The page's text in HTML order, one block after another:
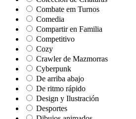
Combate em Turnos
Comedia
Compartir en Familia
Competitivo
Cozy
Crawler de Mazmorras
Cyberpunk
De arriba abajo
De ritmo rápido
Design y Ilustración
Desportes